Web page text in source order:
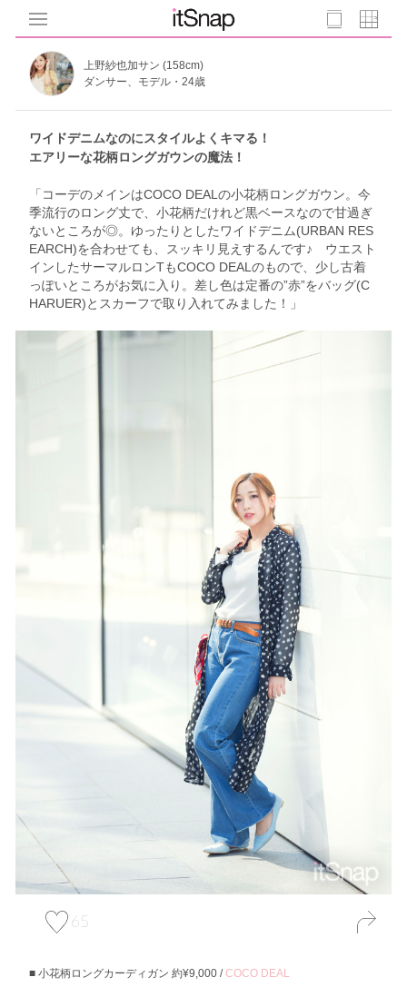
上野紗也加サン (158cm)
ダンサー、モデル・24歳
ワイドデニムなのにスタイルよくキマる！
エアリーな花柄ロングガウンの魔法！
「コーデのメインはCOCO DEALの小花柄ロングガウン。今
季流行のロング丈で、小花柄だけれど黒ベースなので甘過ぎ
ないところが◎。ゆったりとしたワイドデニム(URBAN RES
EARCH)を合わせても、スッキリ見えするんです♪ ウエスト
インしたサーマルロンTもCOCO DEALのもので、少し古着
っぽいところがお気に入り。差し色は定番の”赤”をバッグ(C
HARUER)とスカーフで取り入れてみました！」
65
小花柄ロングカーディガン 約¥9,000 /COCO DEAL